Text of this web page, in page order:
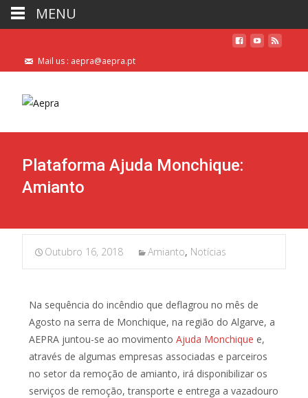
Mail us : aepra@aepra.pt
Plataforma Ajuda Monchique:
Amianto
Outubro 16, 2018 Amianto, Notícias
Na sequência do incêndio que deflagrou no mês de
Agosto na serra de Monchique, na região do Algarve, a
AEPRA juntou-se ao movimento Ajuda Monchique e,
através de algumas empresas associadas e parceiros
no setor da remoção de amianto, irá disponibilizar os
serviços de remoção, transporte e entrega a vazadouro
MENU